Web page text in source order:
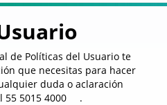
de Políticas del Usuario te
que necesitas para hacer
duda o aclaración
55 5015 4000 .